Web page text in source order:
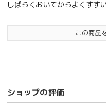
しばらくおいてからよくすす
この商品
ショップの評価